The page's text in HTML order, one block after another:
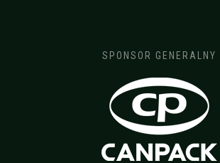
SPONSOR GENERALNY